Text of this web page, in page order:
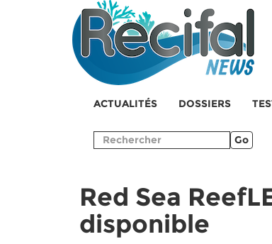
ACTUALITÉS DOSSIERS
Go
Red Sea
disponible